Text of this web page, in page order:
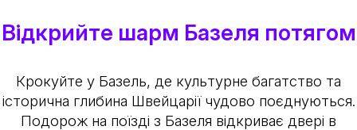
Відкрийте шарм Базеля потягом
Крокуйте у Базель, де культурне багатство та
історична глибина Швейцарії чудово поєднуються.
Подорож на поїзді з Базеля відкриває двері в